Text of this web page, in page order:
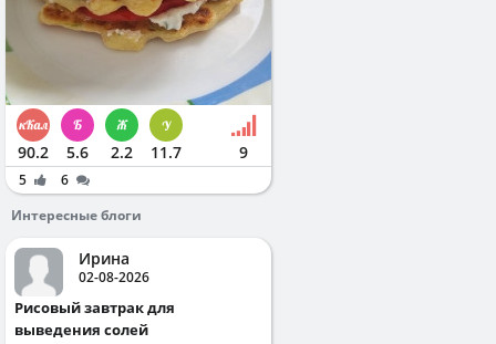
90.2 5.6 2.2 11.7 9
5
6
Интересные блоги
Ирина
02-08-2026
Рисовый завтрак для
выведения солей